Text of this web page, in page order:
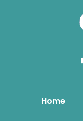
Home